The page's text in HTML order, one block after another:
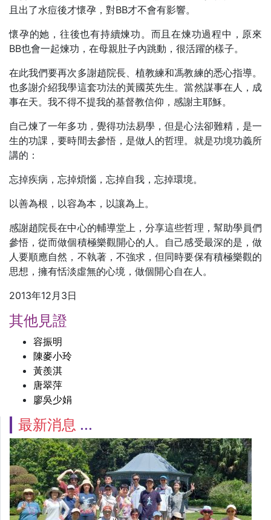
且出了水痘後才懷孕，對BB才不會有影響。
懷孕的她，往後也有持續煉功。而且在煉功過程中，原來
BB也會一起煉功，在母親肚子內跳動，很活躍的樣子。
在此我們要再次多謝趙院長、植教練和馮教練的悉心指導。
也多謝介紹我學這套功法的黃國英先生。當然謀事在人，成
事在天。我不得不提我的基督教信仰，感謝主耶穌。
自己煉了一年多功，覺得功法易學，但是心法卻難精，是一
生的功課，要時間去參悟，是做人的哲理。就是功境功義所
講的：
忘掉疾病，忘掉煩惱，忘掉自我，忘掉環境。
以善為根，以容為本，以讓為上。
感謝趙院長在中心的輔導堂上，分享這些哲理，幫助學員們
參悟，從而做個積極樂觀開心的人。自己感受最深的是，做
人要順應自然，不執著，不強求，但同時要保有積極樂觀的
思想，擁有恬淡虛無的心境，做個開心自在人。
2013年12月3日
其他見證
容振明
陳麥小玲
黃羨淇
唐翠萍
廖吳少娟
最新消息